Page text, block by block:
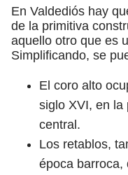
En Valdediós hay
de la primitiva
aquello otro que es
Simplificando, se
El coro alto
siglo XVI, en la
central.
Los retablos,
época barroca,